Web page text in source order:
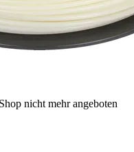
nicht mehr angeboten